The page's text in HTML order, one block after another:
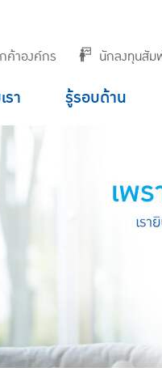
ค้าองค์กร นักลงทุนสั
า รู้รอบด้าน